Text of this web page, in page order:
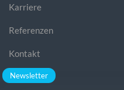
Karriere
Referenzen
Kontakt
Newsletter